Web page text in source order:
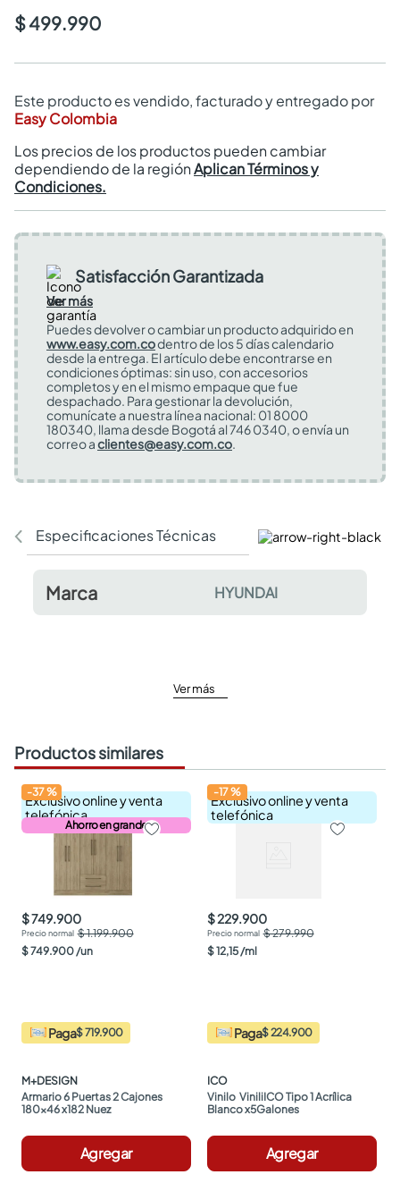
$ 499.990
Este producto es vendido, facturado y entregado por
Easy Colombia
Los precios de los productos pueden cambiar
dependiendo de la regiónAplican Términos y
Condiciones.
Satisfacción Garantizada
Ver más
Puedes devolver o cambiar un producto adquirido en
www.easy.com.codentro de los 5 días calendario
desde la entrega. El artículo debe encontrarse en
condiciones óptimas: sin uso, con accesorios
completos y en el mismo empaque que fue
despachado. Para gestionar la devolución,
comunícate a nuestra línea nacional: 01 8000
180340, llama desde Bogotá al 746 0340, o envía un
correo aclientes@easy.com.co.
Especificaciones Técnicas Comentarios y
Marca HYUNDAI
Ver más
Productos similares
Exclusivo online y venta
telefónica
Ahorro en grande
-37%
$ 749.900
$ 1.199.900
$749.900 /un
Paga$ 719.900
M+DESIGN
Armario 6 Puertas 2 Cajones
180x46 x182 Nuez
Agregar
Exclusivo online y venta
telefónica
-17%
$ 229.900
$ 279.990
$12,15 /ml
Paga$ 224.900
ICO
Vinilo  ViniliICO Tipo 1 Acrílica
Blanco x5Galones
Agregar